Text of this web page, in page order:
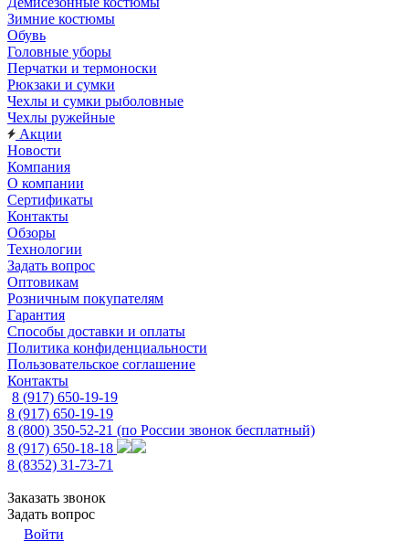
Зимние костюмы
Обувь
Головные уборы
Перчатки и термоноски
Рюкзаки и сумки
Чехлы и сумки рыболовные
Чехлы ружейные
Акции
Новости
Компания
О компании
Сертификаты
Контакты
Обзоры
Технологии
Задать вопрос
Оптовикам
Розничным покупателям
Гарантия
Способы доставки и оплаты
Политика конфиденциальности
Пользовательское соглашение
Контакты
8 (917) 650-19-19
8 (917) 650-19-19
8 (800) 350-52-21 (по России звонок бесплатный)
8 (917) 650-18-18
8 (8352) 31-73-71
Заказать звонок
Задать вопрос
Войти